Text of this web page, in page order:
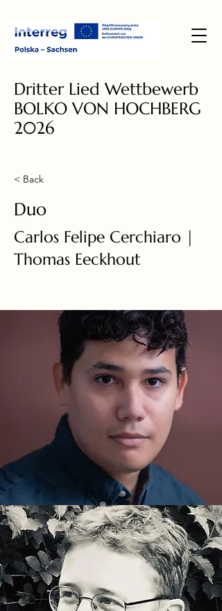
Dritter Lied Wettbewerb
BOLKO VON HOCHBERG
2026
< Back
Duo
Carlos Felipe Cerchiaro |
Thomas Eeckhout